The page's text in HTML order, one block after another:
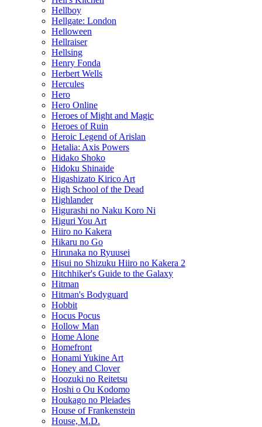
Hellboy
Hellgate: London
Helloween
Hellraiser
Hellsing
Henry Fonda
Herbert Wells
Hercules
Hero
Hero Online
Heroes of Might and Magic
Heroes of Ruin
Heroic Legend of Arislan
Hetalia: Axis Powers
Hidako Shoko
Hidoku Shinaide
Higashizato Kirico Art
High School of the Dead
Highlander
Higurashi no Naku Koro Ni
Higuri You Art
Hiiro no Kakera
Hikaru no Go
Hirunaka no Ryuusei
Hisui no Shizuku Hiiro no Kakera 2
Hitchhiker's Guide to the Galaxy
Hitman
Hitman's Bodyguard
Hobbit
Hocus Pocus
Hollow Man
Home Alone
Homefront
Honami Yukine Art
Honey and Clover
Hoozuki no Reitetsu
Hoshi o Ou Kodomo
Houkago no Pleiades
House of Frankenstein
House, M.D.